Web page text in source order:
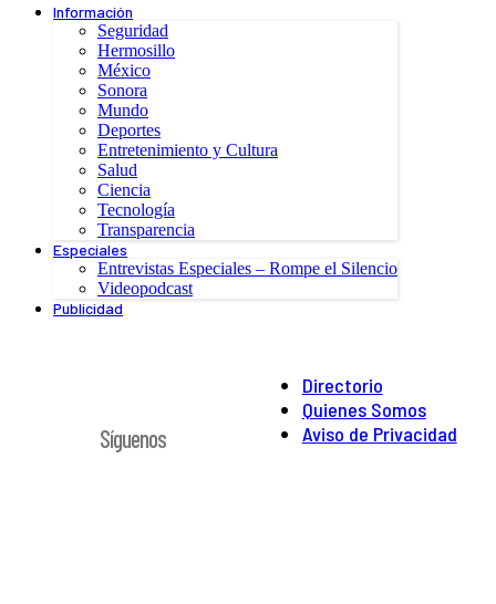
Información
Seguridad
Hermosillo
México
Sonora
Mundo
Deportes
Entretenimiento y Cultura
Salud
Ciencia
Tecnología
Transparencia
Especiales
Entrevistas Especiales – Rompe el Silencio
Videopodcast
Publicidad
Directorio
Quienes Somos
Aviso de Privacidad
Síguenos